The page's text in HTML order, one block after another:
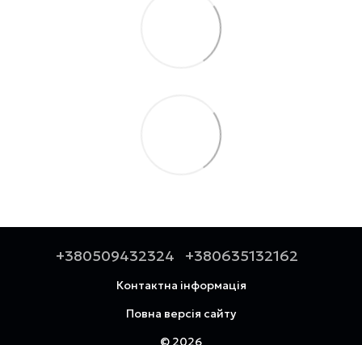
+380509432324 +380635132162
Контактна інформація
Повна версія сайту
© 2026